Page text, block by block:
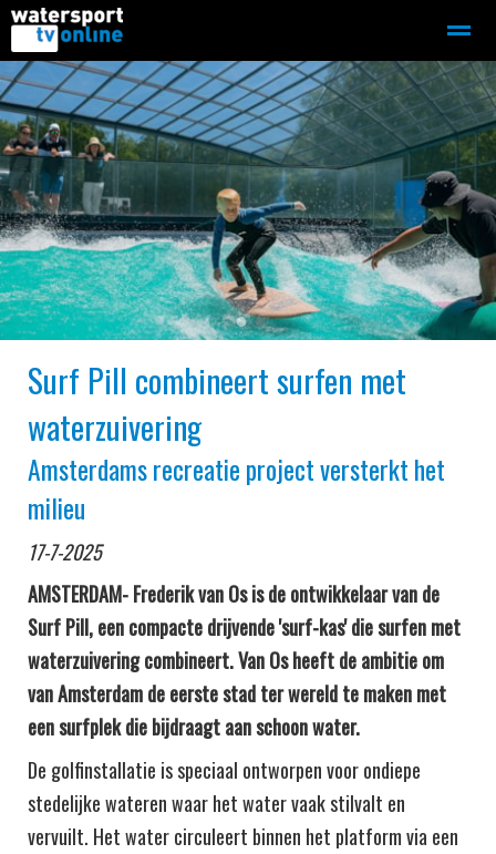
Zeilen Motorboot-sloep Adverteren Redactie
Home Bellen Zoeken
●●
Surf Pill combineert surfen met
waterzuivering
Amsterdams recreatie project versterkt het
milieu
17-7-2025
AMSTERDAM- Frederik van Os is de ontwikkelaar van de
Surf Pill, een compacte drijvende 'surf-kas' die surfen met
waterzuivering combineert. Van Os heeft de ambitie om
van Amsterdam de eerste stad ter wereld te maken met
een surfplek die bijdraagt aan schoon water.
De golfinstallatie is speciaal ontworpen voor ondiepe
stedelijke wateren waar het water vaak stilvalt en
vervuilt. Het water circuleert binnen het platform via een